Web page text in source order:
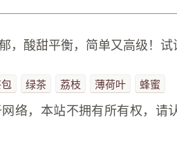
，酸甜平衡，简单又高级！
绿茶 荔枝 薄荷叶 蜂蜜
络，本站不拥有所有权，请